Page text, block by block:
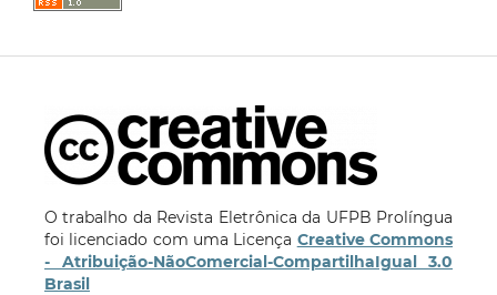
O trabalho da Revista Eletrônica da UFPB Prolíngua
foi licenciado com uma Licença Creative Commons
- Atribuição-NãoComercial-CompartilhaIgual 3.0
Brasil